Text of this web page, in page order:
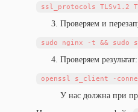
Проверяем и
Проверяем результат:
У нас должна при